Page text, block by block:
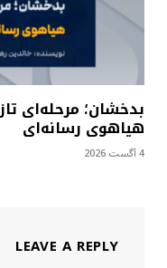
بدخشان؛ مرحله‌ای
هیاهوی رسانه‌ای
4 آگست 2026
LEAVE A REPLY